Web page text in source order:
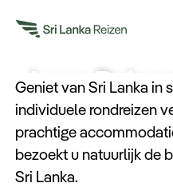
Reisduur
Budget
Luxe
Geniet van Sri Lanka in
individuele rondreizen
prachtige
bezoekt u natuurlijk de
Sri Lanka.